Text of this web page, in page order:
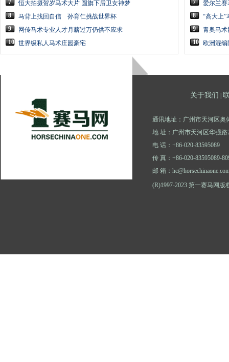
7
恒大拍摄贺岁马术大片 圆旗下后卫女神梦
8
马背上找回自信 孙育仁挑战世界杯
9
网传马术专业人才月薪过万仍供不应求
10 世界级私人马术庄园豪宅
7
爱尔兰赛
8
“高大上”
9
青奥马术
10
欧洲混
关于我们
通讯地址：广州市天河区奥
地 址：广州市天河区华强路
电 话：+86-020-83595089
传 真：+86-020-83595089-
邮 箱：
(R)1997-2023 第一赛马网版